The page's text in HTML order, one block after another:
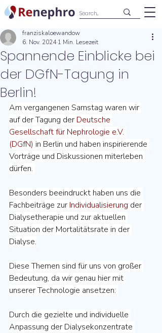
Spannende Einblicke bei
der DGfN-Tagung in
Berlin!
franziskaloewandow
6. Nov. 2024 1 Min. Lesezeit
Am vergangenen Samstag waren wir
auf der Tagung der Deutsche
Gesellschaft für Nephrologie e.V.
(DGfN) in Berlin und haben inspirierende
Vorträge und Diskussionen miterleben
dürfen.
Besonders beeindruckt haben uns die
Fachbeiträge zur Individualisierung der
Dialysetherapie und zur aktuellen
Situation der Mortalitätsrate in der
Dialyse.
Diese Themen sind für uns von großer
Bedeutung, da wir genau hier mit
unserer Technologie ansetzen:
Durch die gezielte und individuelle
Anpassung der Dialysekonzentrate